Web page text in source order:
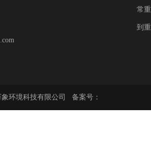
常
到
环境科技有限公司 备案号：